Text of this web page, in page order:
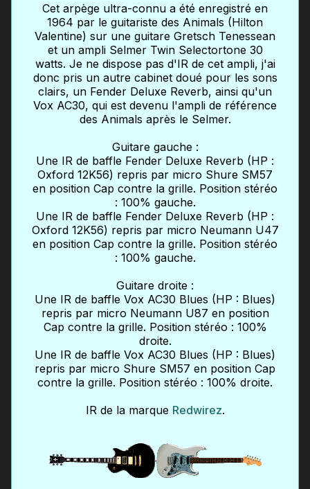
Cet arpège ultra-connu a été enregistré en
1964 par le guitariste des Animals (Hilton
Valentine) sur une guitare Gretsch Tenessean
et un ampli Selmer Twin Selectortone 30
watts. Je ne dispose pas d'IR de cet ampli, j'ai
donc pris un autre cabinet doué pour les sons
clairs, un Fender Deluxe Reverb, ainsi qu'un
Vox AC30, qui est devenu l'ampli de référence
des Animals après le Selmer.
Guitare gauche :
Une IR de baffle Fender Deluxe Reverb (HP :
Oxford 12K56) repris par micro Shure SM57
en position Cap contre la grille. Position stéréo
: 100% gauche.
Une IR de baffle Fender Deluxe Reverb (HP :
Oxford 12K56) repris par micro Neumann U47
en position Cap contre la grille. Position stéréo
: 100% gauche.
Guitare droite :
Une IR de baffle Vox AC30 Blues (HP : Blues)
repris par micro Neumann U87 en position
Cap contre la grille. Position stéréo : 100%
droite.
Une IR de baffle Vox AC30 Blues (HP : Blues)
repris par micro Shure SM57 en position Cap
contre la grille. Position stéréo : 100% droite.
IR de la marque Redwirez.